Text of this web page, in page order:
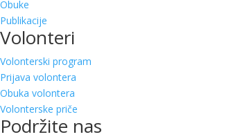
Obuke
Publikacije
Volonteri
Volonterski program
Prijava volontera
Obuka volontera
Volonterske priče
Podržite nas